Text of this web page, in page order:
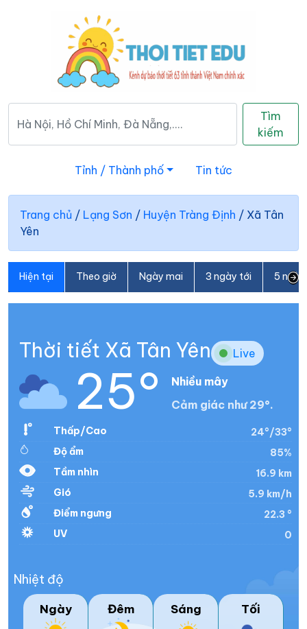
Tìm
kiếm
Tỉnh / Thành phố Tin tức
Trang chủ / Lạng Sơn / Huyện Tràng Định / Xã Tân
Yên
Hiện tại Theo giờ Ngày mai 3 ngày tới 5
Thời tiết Xã Tân Yên Live
25°
Nhiều mây
Cảm giác như 29°.
Thấp/Cao
24°/33°
Độ ẩm
85%
Tầm nhìn
16.9 km
Gió
5.9 km/h
Điểm ngưng
22.3 °
UV
0
Nhiệt độ
Ngày Đêm Sáng Tối